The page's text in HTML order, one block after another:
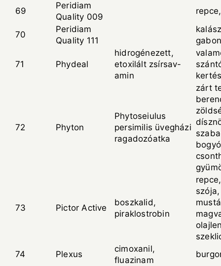
69
Peridiam
Quality 009
70
Peridiam
Quality 111
71 Phydeal
hidrogénezett,
etoxilált zsírsav-
amin
72 Phyton
Phytoseiulus
persimilis üvegházi
ragadozóatka
zárt
73 Pictor Active
boszkalid,
piraklostrobin
74
Plexus
cimoxanil,
fluazinam